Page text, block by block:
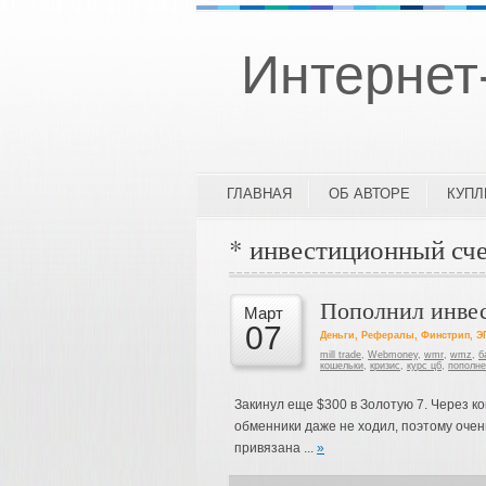
ГЛАВНАЯ ОБ АВТОРЕ
* инвестиционный
Март
07
Пополнил
Деньги, Рефералы, Финстрип,
mill trade, Webmoney, wmr, wmz ,
кошельки, кризис , курс цб,
Закинул еще $300 в Золотую 7. Через
обменники даже не ходил, поэтому
привязана ... »